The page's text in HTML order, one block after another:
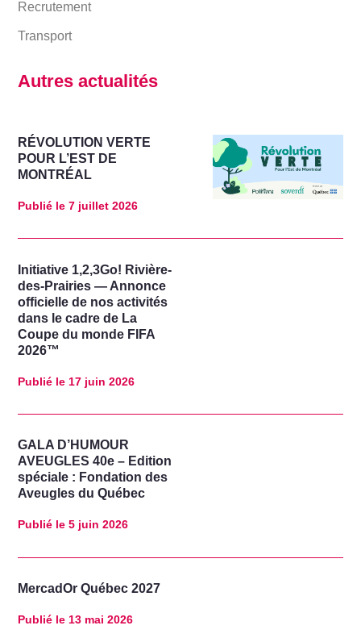
Recrutement
Transport
Autres actualités
RÉVOLUTION VERTE
POUR L’EST DE
MONTRÉAL
Publié le 7 juillet 2026
Initiative 1,2,3Go! Rivière-
des-Prairies — Annonce
officielle de nos activités
dans le cadre de La
Coupe du monde FIFA
2026™
Publié le 17 juin 2026
GALA D’HUMOUR
AVEUGLES 40e – Edition
spéciale : Fondation des
Aveugles du Québec
Publié le 5 juin 2026
MercadOr Québec 2027
Publié le 13 mai 2026